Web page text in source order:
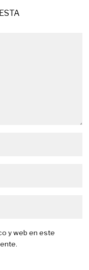
y web en este